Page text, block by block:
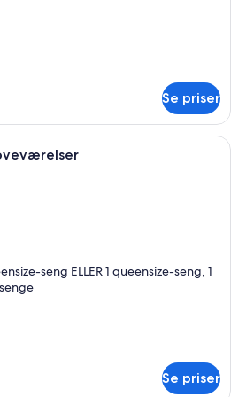
Se priser
En moderne stue med en
seng ELLER 1 queensize-seng, 1
Se priser